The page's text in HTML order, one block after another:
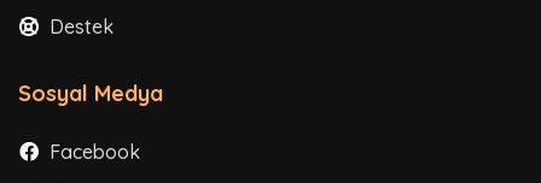
Destek
Sosyal Medya
Facebook